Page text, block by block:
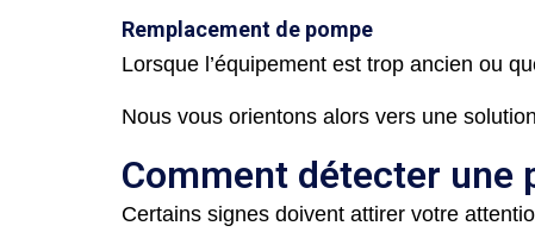
Remplacement de pompe
Lorsque l’équipement est trop ancien ou
Nous vous orientons alors vers une
Comment détecter une
Certains signes doivent attirer votre